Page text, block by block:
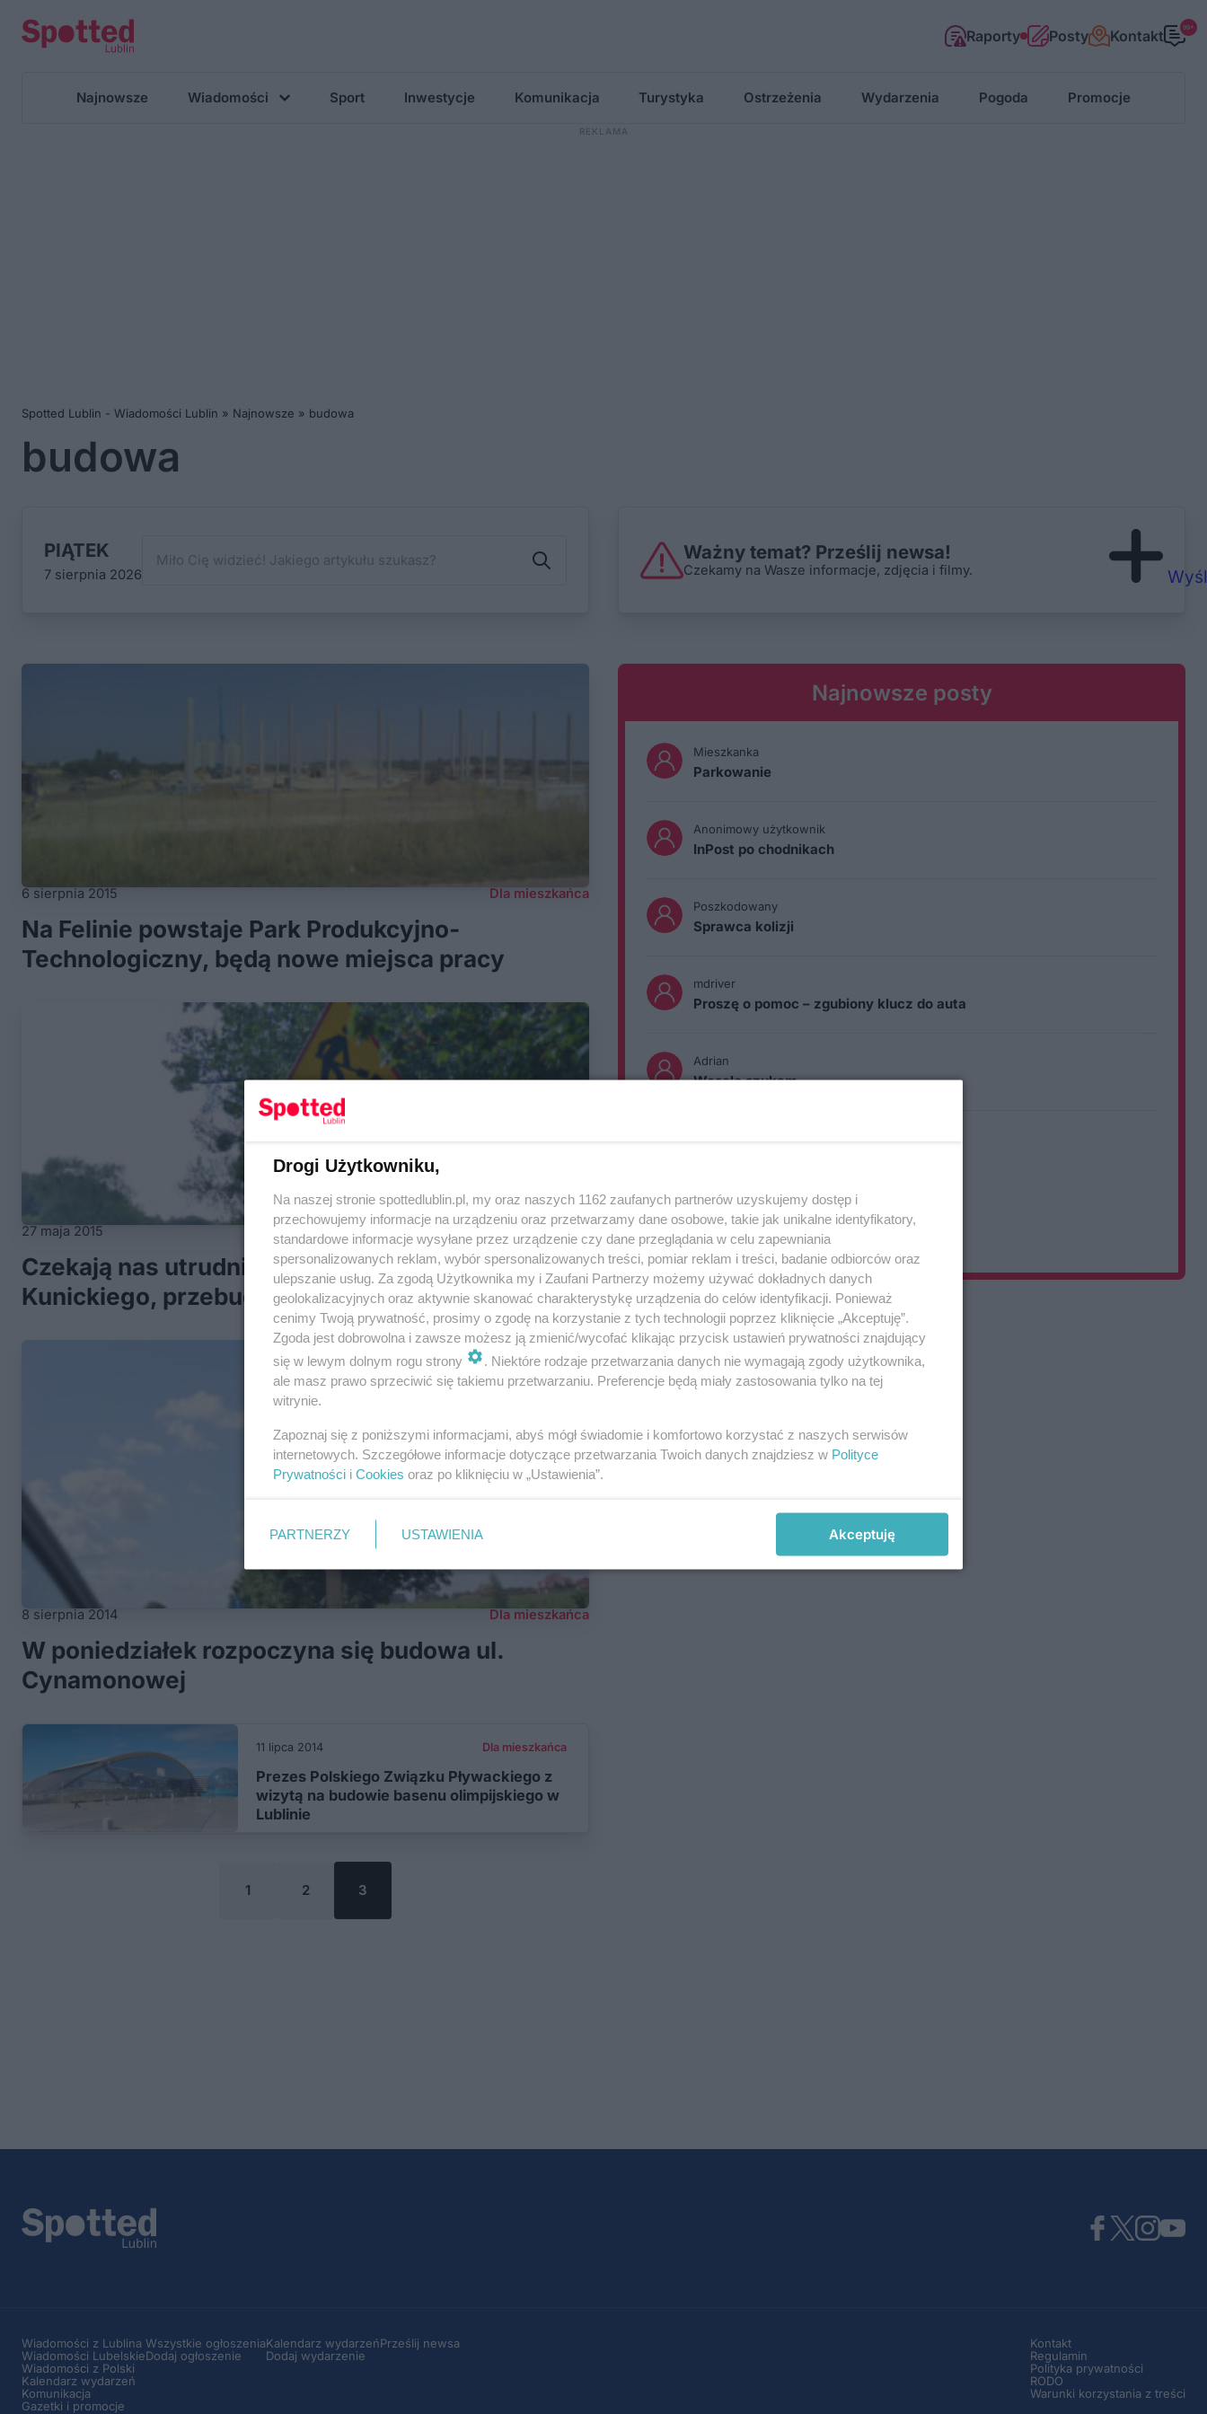
Raporty Posty Kontakt 99+
Najnowsze Wiadomości Sport Inwestycje Komunikacja Turystyka Ostrzeżenia Wydarzenia Pogoda Promocje
Spotted Lublin - Wiadomości Lublin » Najnowsze » budowa
budowa
PIĄTEK
7 sierpnia 2026
Ważny temat? Prześlij newsa!
Czekamy na Wasze informacje, zdjęcia i filmy.
6 sierpnia 2015 Dla mieszkańca
Na Felinie powstaje Park Produkcyjno-
Technologiczny, będą nowe miejsca pracy
27 maja 2015 Dla mieszkańca
Czekają nas utrudnienia w ruchy. Zamkną ul.
Kunickiego, przebudowa ul. Poligonowej
8 sierpnia 2014 Dla mieszkańca
W poniedziałek rozpoczyna się budowa ul.
Cynamonowej
11 lipca 2014 Dla mieszkańca
Prezes Polskiego Związku Pływackiego z
wizytą na budowie basenu olimpijskiego w
Lublinie
1 2 3
Najnowsze posty
Mieszkanka
Parkowanie
Anonimowy użytkownik
InPost po chodnikach
Poszkodowany
Sprawca kolizji
mdriver
Proszę o pomoc – zgubiony klucz do auta
Adrian
Wesele szukam
Wiadomości z Lublina
Wiadomości Lubelskie
Wiadomości z Polski
Kalendarz wydarzeń
Komunikacja
Gazetki i promocje
Wszystkie ogłoszenia
Dodaj ogłoszenie
Kalendarz wydarzeń
Dodaj wydarzenie
Prześlij newsa
Kontakt
Regulamin
Polityka prywatności
RODO
Warunki korzystania z treści
Drogi Użytkowniku,
Na naszej stronie spottedlublin.pl, my oraz naszych 1162 zaufanych partnerów uzyskujemy dostęp i
przechowujemy informacje na urządzeniu oraz przetwarzamy dane osobowe, takie jak unikalne identyfikatory,
standardowe informacje wysyłane przez urządzenie czy dane przeglądania w celu zapewniania
spersonalizowanych reklam, wybór spersonalizowanych treści, pomiar reklam i treści, badanie odbiorców oraz
ulepszanie usług. Za zgodą Użytkownika my i Zaufani Partnerzy możemy używać dokładnych danych
geolokalizacyjnych oraz aktywnie skanować charakterystykę urządzenia do celów identyfikacji. Ponieważ
cenimy Twoją prywatność, prosimy o zgodę na korzystanie z tych technologii poprzez kliknięcie „Akceptuję”.
Zgoda jest dobrowolna i zawsze możesz ją zmienić/wycofać klikając przycisk ustawień prywatności znajdujący
się w lewym dolnym rogu strony
. Niektóre rodzaje przetwarzania danych nie wymagają zgody użytkownika,
ale masz prawo sprzeciwić się takiemu przetwarzaniu. Preferencje będą miały zastosowania tylko na tej
witrynie.
Zapoznaj się z poniższymi informacjami, abyś mógł świadomie i komfortowo korzystać z naszych serwisów
internetowych. Szczegółowe informacje dotyczące przetwarzania Twoich danych znajdziesz w Polityce
Prywatności i Cookies oraz po kliknięciu w „Ustawienia”.
PARTNERZY USTAWIENIA Akceptuję